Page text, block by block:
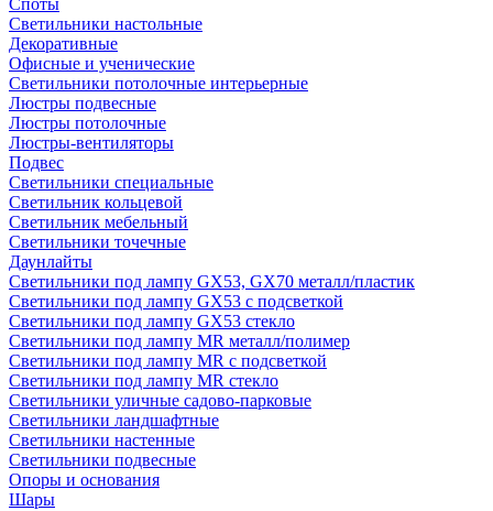
Споты
Светильники настольные
Декоративные
Офисные и ученические
Светильники потолочные интерьерные
Люстры подвесные
Люстры потолочные
Люстры-вентиляторы
Подвес
Светильники специальные
Светильник кольцевой
Светильник мебельный
Светильники точечные
Даунлайты
Светильники под лампу GX53, GX70 металл/пластик
Светильники под лампу GX53 с подсветкой
Светильники под лампу GX53 стекло
Светильники под лампу MR металл/полимер
Светильники под лампу MR с подсветкой
Светильники под лампу MR стекло
Светильники уличные садово-парковые
Светильники ландшафтные
Светильники настенные
Светильники подвесные
Опоры и основания
Шары